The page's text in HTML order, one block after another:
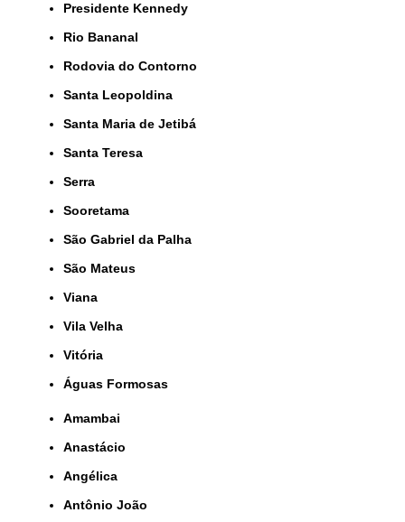
Presidente Kennedy
Rio Bananal
Rodovia do Contorno
Santa Leopoldina
Santa Maria de Jetibá
Santa Teresa
Serra
Sooretama
São Gabriel da Palha
São Mateus
Viana
Vila Velha
Vitória
Águas Formosas
Amambai
Anastácio
Angélica
Antônio João